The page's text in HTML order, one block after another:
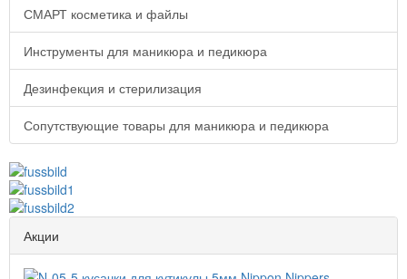
СМАРТ косметика и файлы
Инструменты для маникюра и педикюра
Дезинфекция и стерилизация
Сопутствующие товары для маникюра и педикюра
Акции